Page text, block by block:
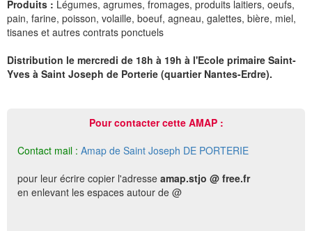
Produits : Légumes, agrumes, fromages, produits laitiers, oeufs,
pain, farine, poisson, volaille, boeuf, agneau, galettes, bière, miel,
tisanes et autres contrats ponctuels
Distribution le mercredi de 18h à 19h à l'Ecole primaire Saint-
Yves à Saint Joseph de Porterie (quartier Nantes-Erdre).
Pour contacter cette AMAP :
Contact mail : Amap de Saint Joseph DE PORTERIE
pour leur écrire copier l'adresse amap.stjo @ free.fr
en enlevant les espaces autour de @